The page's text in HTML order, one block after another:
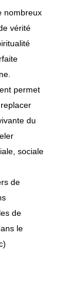
nombreux
vérité
permet
du
sociale
de
de
le
Demeure – Yâ
himâ laqad